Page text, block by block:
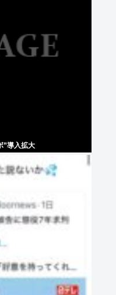
”導入拡大